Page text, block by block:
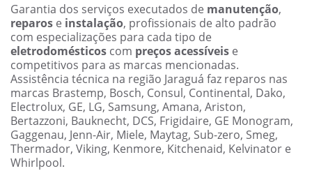
Garantia dos serviços executados de manutenção,
reparos e instalação, profissionais de alto padrão
com especializações para cada tipo de
eletrodomésticos com preços acessíveis e
competitivos para as marcas mencionadas.
Assistência técnica na região Jaraguá faz reparos nas
marcas Brastemp, Bosch, Consul, Continental, Dako,
Electrolux, GE, LG, Samsung, Amana, Ariston,
Bertazzoni, Bauknecht, DCS, Frigidaire, GE Monogram,
Gaggenau, Jenn-Air, Miele, Maytag, Sub-zero, Smeg,
Thermador, Viking, Kenmore, Kitchenaid, Kelvinator e
Whirlpool.